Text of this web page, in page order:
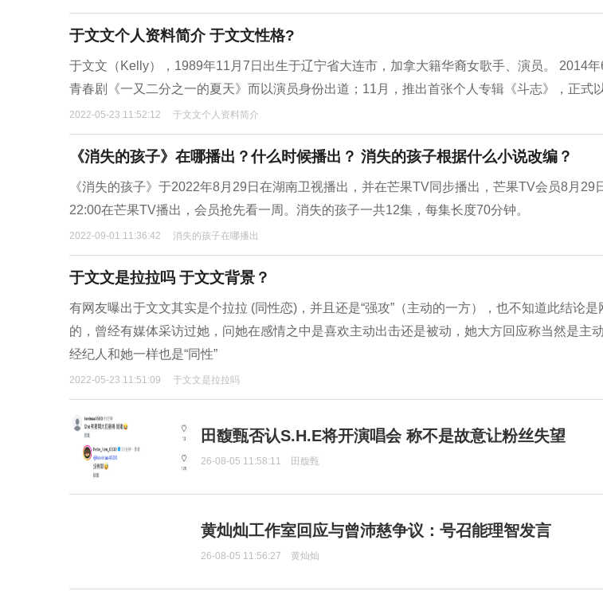
于文文个人资料简介 于文文性格?
于文文（Kelly），1989年11月7日出生于辽宁省大连市，加拿大籍华裔女歌手、演员。 2014年
青春剧《一又二分之一的夏天》而以演员身份出道；11月，推出首张个人专辑《斗志》，正式
2022-05-23 11:52:12 于文文个人资料简介
《消失的孩子》在哪播出？什么时候播出？ 消失的孩子根据什么小说改编？
《消失的孩子》于2022年8月29日在湖南卫视播出，并在芒果TV同步播出，芒果TV会员8月29
22:00在芒果TV播出，会员抢先看一周。消失的孩子一共12集，每集长度70分钟。
2022-09-01 11:36:42 消失的孩子在哪播出
于文文是拉拉吗 于文文背景？
有网友曝出于文文其实是个拉拉 (同性恋)，并且还是“强攻”（主动的一方），也不知道此结论是
的，曾经有媒体采访过她，问她在感情之中是喜欢主动出击还是被动，她大方回应称当然是主
经纪人和她一样也是“同性”
2022-05-23 11:51:09 于文文是拉拉吗
田馥甄否认S.H.E将开演唱会 称不是故意让粉丝失望
26-08-05 11:58:11 田馥甄
黄灿灿工作室回应与曾沛慈争议：号召能理智发言
26-08-05 11:56:27 黄灿灿